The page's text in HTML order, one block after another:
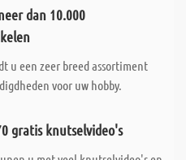
dan 10.000
u een zeer breed assortiment
voor uw hobby.
gratis knutselvideo's